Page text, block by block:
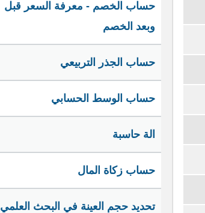
حساب الخصم - معرفة السعر قبل
وبعد الخصم
حساب الجذر التربيعي
حساب الوسط الحسابي
الة حاسبة
حساب زكاة المال
تحديد حجم العينة في البحث العلمي